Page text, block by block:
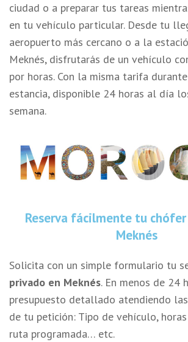
ciudad o a preparar tus tareas
en tu vehículo particular. Desde tu
aeropuerto más cercano o a la
Meknés, disfrutarás de un vehículo
por horas. Con la misma tarifa
estancia, disponible 24 horas al día
semana.
Reserva fácilmente tu
Meknés
Solicita con un simple formulario tu
privado en Meknés. En menos de 24
presupuesto detallado atendiendo
de tu petición: Tipo de vehículo,
ruta programada… etc.